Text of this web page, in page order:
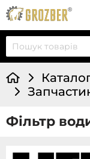
Фільтр